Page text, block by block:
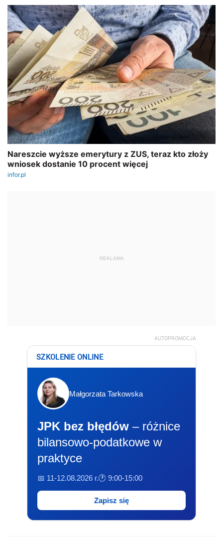
REKLAMA
AUTOPROMOCJA
SZKOLENIE ONLINE
Małgorzata Tarkowska
JPK bez błędów – różnice
bilansowo-podatkowe w
praktyce
📅 11-12.08.2026 r.🕐 9:00-15:00
Zapisz się